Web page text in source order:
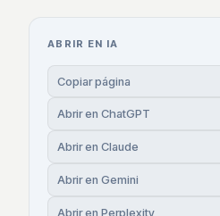
ABRIR EN IA
Copiar página
Abrir en ChatGPT
Abrir en Claude
Abrir en Gemini
Abrir en Perplexity